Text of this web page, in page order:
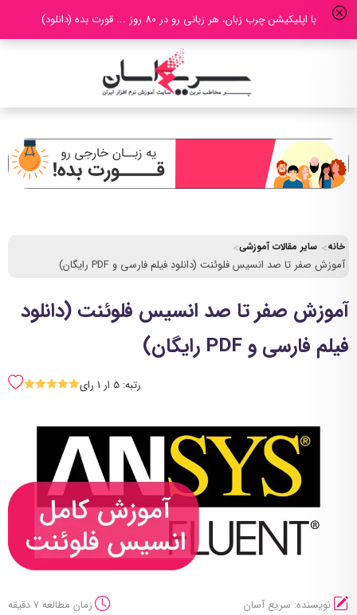
با اپلیکیشن چرب زبان، هر زبانی رو در 80 روز ... قورت بده (دانلود)
خانه سایر مقالات آموزشی
آموزش صفر تا صد انسیس فلوئنت (دانلود فیلم فارسی و PDF رایگان)
آموزش صفر تا صد انسیس فلوئنت (دانلود
فیلم فارسی و PDF رایگان)
رتبه: 5 ار 1 رای SSSSS
نویسنده: سریع آسان
زمان مطالعه 7 دقیقه